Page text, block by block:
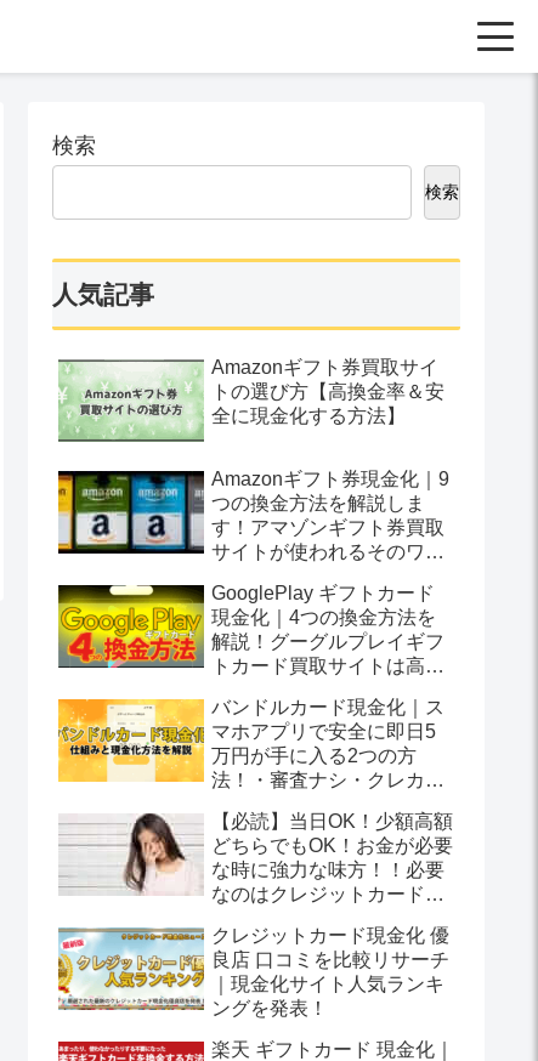
検索
検索
人気記事
Amazonギフト券買取サイ
トの選び方【高換金率＆安
全に現金化する方法】
Amazonギフト券現金化｜9
つの換金方法を解説しま
す！アマゾンギフト券買取
サイトが使われるそのワケ
GooglePlay ギフトカード
現金化｜4つの換金方法を
解説！グーグルプレイギフ
トカード買取サイトは高換
バンドルカード現金化｜ス
マホアプリで安全に即日5
万円が手に入る2つの方
法！・審査ナシ・クレカ不
【必読】当日OK！少額高額
どちらでもOK！お金が必要
な時に強力な味方！！必要
なのはクレジットカードだ
は？
クレジットカード現金化 優
良店 口コミを比較リサーチ
｜現金化サイト人気ランキ
ングを発表！
楽天 ギフトカード 現金化｜